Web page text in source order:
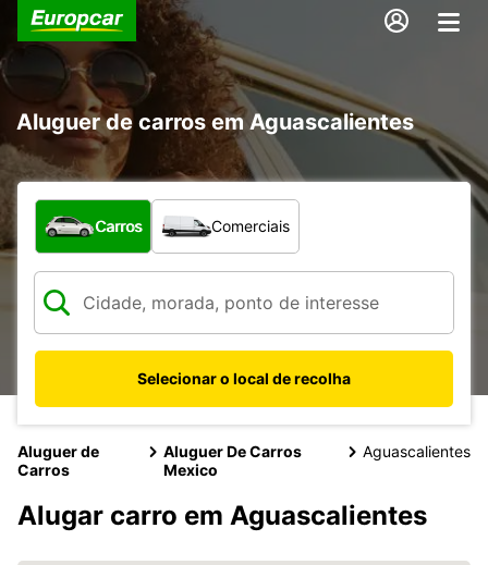
Aluguer de carros em Aguascalientes
Que tipo de veículo pretende?
Carros Comerciais
Selecionar o local de recolha
Aluguer de
Carros
Aluguer De Carros
Mexico
Aguascalientes
Alugar carro em Aguascalientes